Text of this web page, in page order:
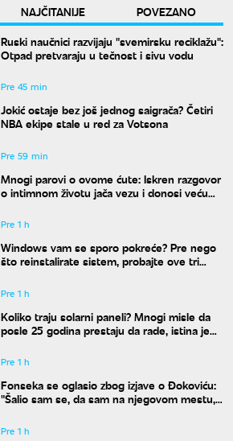
NAJČITANIJE
POVEZANO
Ruski naučnici razvijaju "svemirsku reciklažu":
Otpad pretvaraju u tečnost i sivu vodu
Pre 45 min
Jokić ostaje bez još jednog saigrača? Četiri
NBA ekipe stale u red za Votsona
Pre 59 min
Mnogi parovi o ovome ćute: Iskren razgovor
o intimnom životu jača vezu i donosi veću
Pre 1 h
Windows vam se sporo pokreće? Pre nego
što reinstalirate sistem, probajte ove tri
Pre 1 h
Koliko traju solarni paneli? Mnogi misle da
posle 25 godina prestaju da rade, istina je
Pre 1 h
Fonseka se oglasio zbog izjave o Đokoviću:
"Šalio sam se, da sam na njegovom mestu,
Pre 1 h